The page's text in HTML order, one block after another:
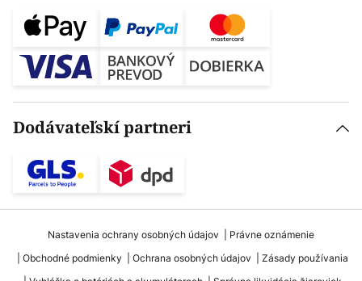
Dodávateľskí partneri
Nastavenia ochrany osobných údajov
Právne oznámenie
Obchodné podmienky
Ochrana osobných údajov
Zásady používania